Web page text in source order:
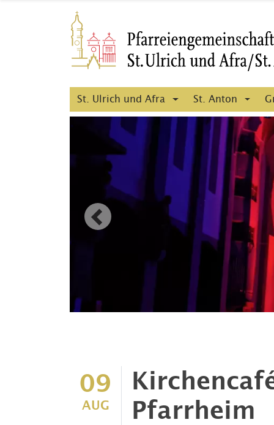
St. Ulrich und Afra St. Anton
09
AUG
Pfarrheim